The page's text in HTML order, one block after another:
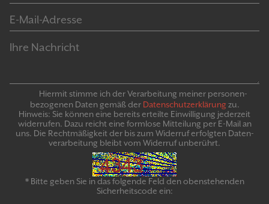
Hiermit stimme ich der Verarbeitung meiner personen­
bezogenen Daten gemäß der Daten­schutz­er­klär­ung zu.
Hinweis: Sie können eine bereits erteilte Ein­willigung jeder­zeit
widerrufen. Dazu reicht eine formlose Mitteilung per E-Mail an
uns. Die Recht­mäßigkeit der bis zum Widerruf erfolgten Daten­
verarbeitung bleibt vom Wider­ruf un­be­rührt.
* Bitte geben Sie in das folgende Feld den obenstehenden
Sicherheitscode ein: